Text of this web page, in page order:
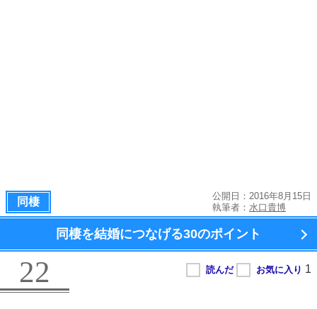
同棲
公開日：2016年8月15日
執筆者： 水口貴博
同棲を結婚につなげる30のポイント
22